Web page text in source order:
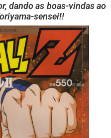
dando as boas-vindas ao
sensei!!